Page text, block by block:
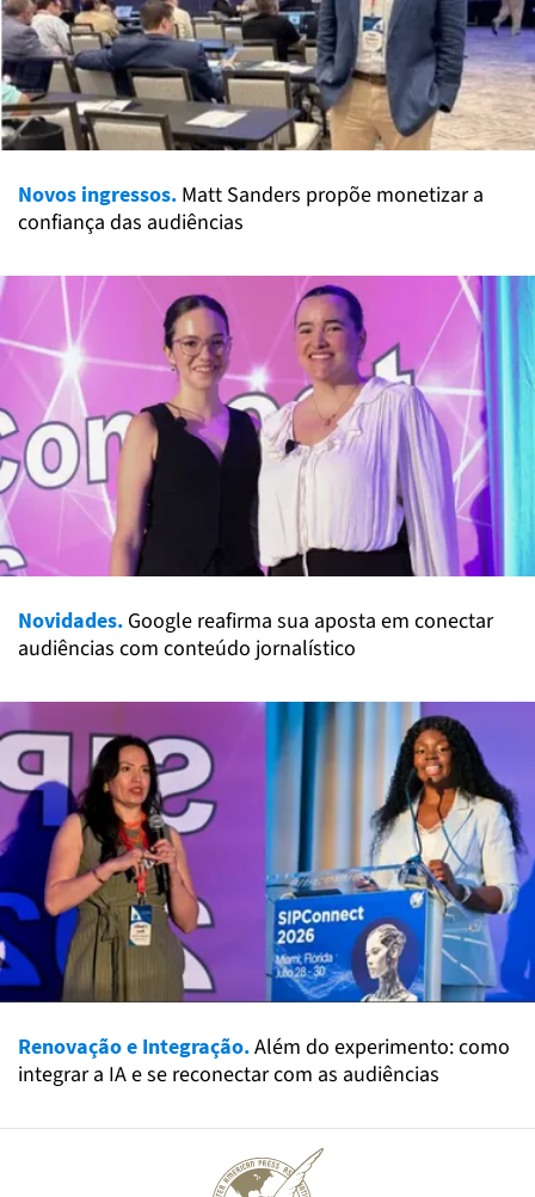
Novos ingressos. Matt Sanders propõe monetizar a
confiança das audiências
Novidades. Google reafirma sua aposta em conectar
audiências com conteúdo jornalístico
Renovação e Integração.Além do experimento: como
integrar a IA e se reconectar com as audiências